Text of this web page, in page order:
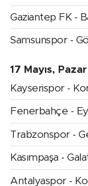
Gaziantep FK -
Samsunspor -
17 Mayıs, Pazar
Kayserispor -
Fenerbahçe -
Trabzonspor -
Kasımpaşa -
Antalyaspor -